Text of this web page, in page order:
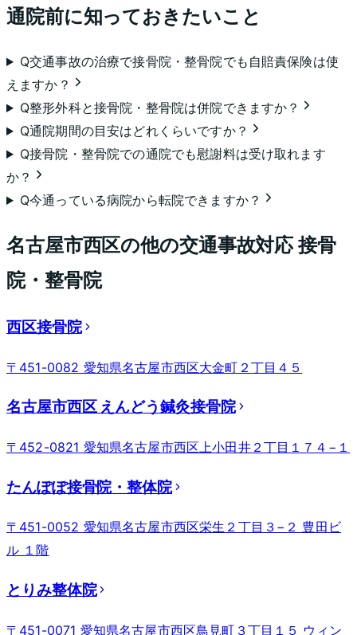
通院前に知っておきたいこと
Q交通事故の治療で接骨院・整骨院でも自賠責保険は使
えますか？
Q整形外科と接骨院・整骨院は併院できますか？
Q通院期間の目安はどれくらいですか？
Q接骨院・整骨院での通院でも慰謝料は受け取れます
か？
Q今通っている病院から転院できますか？
名古屋市西区の他の交通事故対応 接骨
院・整骨院
西区接骨院
〒451-0082 愛知県名古屋市西区大金町２丁目４５
名古屋市西区 えんどう鍼灸接骨院
〒452-0821 愛知県名古屋市西区上小田井２丁目１７４−１
たんぽぽ接骨院・整体院
〒451-0052 愛知県名古屋市西区栄生２丁目３−２ 豊田ビ
ル １階
とりみ整体院
〒451-0071 愛知県名古屋市西区鳥見町３丁目１５ ウィン